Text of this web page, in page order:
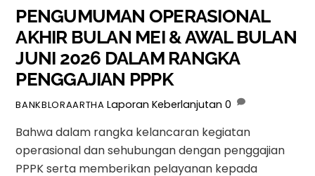
PENGUMUMAN OPERASIONAL
AKHIR BULAN MEI & AWAL BULAN
JUNI 2026 DALAM RANGKA
PENGGAJIAN PPPK
BANKBLORAARTHA Laporan Keberlanjutan 0
Bahwa dalam rangka kelancaran kegiatan
operasional dan sehubungan dengan penggajian
PPPK serta memberikan pelayanan kepada